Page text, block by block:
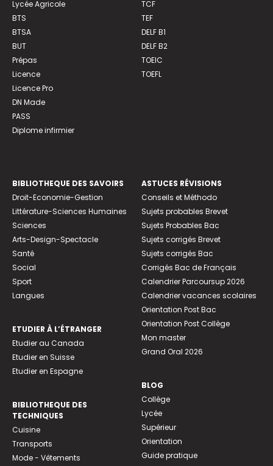
Lycée Agricole
BTS
BTSA
BUT
Prépas
Licence
Licence Pro
DN Made
PASS
Diplome infirmier
TCF
TEF
DELF B1
DELF B2
TOEIC
TOEFL
BIBLIOTHEQUE DES SAVOIRS
Droit-Economie-Gestion
Littérature-Sciences Humaines
Sciences
Arts-Design-Spectacle
Santé
Social
Sport
Langues
ETUDIER À L’ÉTRANGER
Etudier au Canada
Etudier en Suisse
Etudier en Espagne
BIBLIOTHEQUE DES
TECHNIQUES
Cuisine
Transports
Mode - Vêtements
ASTUCES RÉVISIONS
Conseils et Méthodo
Sujets probables Brevet
Sujets Probables Bac
Sujets corrigés Brevet
Sujets corrigés Bac
Corrigés Bac de Français
Calendrier Parcoursup 2026
Calendrier vacances scolaires
Orientation Post Bac
Orientation Post Collège
Mon master
Grand Oral 2026
BLOG
Collège
Lycée
Supérieur
Orientation
Guide pratique